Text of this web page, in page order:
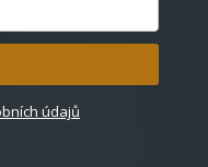
údajů